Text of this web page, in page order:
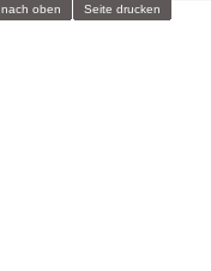
nach oben Seite drucken